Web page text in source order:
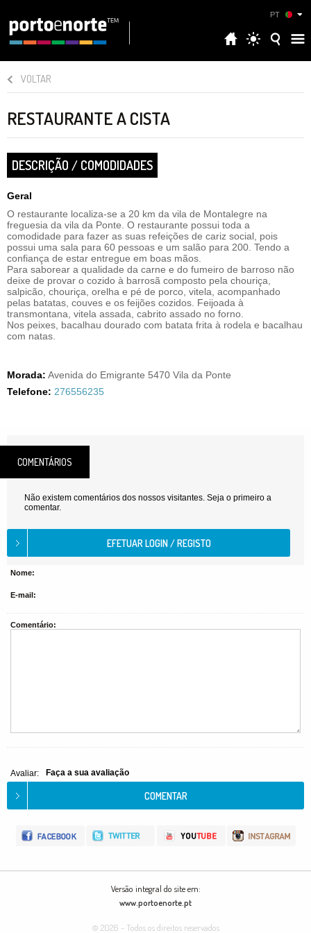
PT
VOLTAR
RESTAURANTE A CISTA
DESCRIÇÃO / COMODIDADES
Geral
O restaurante localiza-se a 20 km da vila de Montalegre na
freguesia da vila da Ponte. O restaurante possui toda a
comodidade para fazer as suas refeições de cariz social, pois
possui uma sala para 60 pessoas e um salão para 200. Tendo a
confiança de estar entregue em boas mãos.
Para saborear a qualidade da carne e do fumeiro de barroso não
deixe de provar o cozido à barrosã composto pela chouriça,
salpicão, chouriça, orelha e pé de porco, vitela, acompanhado
pelas batatas, couves e os feijões cozidos. Feijoada à
transmontana, vitela assada, cabrito assado no forno.
Nos peixes, bacalhau dourado com batata frita à rodela e bacalhau
com natas.
Morada: Avenida do Emigrante 5470 Vila da Ponte
Telefone: 276556235
COMENTÁRIOS
Não existem comentários dos nossos visitantes. Seja o primeiro a
comentar.
Nome:
E-mail:
Comentário:
Avaliar: Faça a sua avaliação
Versão integral do site em:
www.portoenorte.pt
© 2026 - Todos os direitos reservados